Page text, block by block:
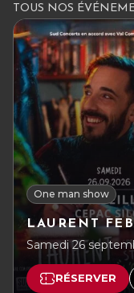
TOUS NOS
One man show
LAURENT
Samedi 26
RÉSERVER